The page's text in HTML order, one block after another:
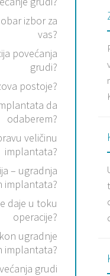
izbor za
vas?
povećanja
grudi?
postoje?
da
odaberem?
veličinu
implantata?
– ugradnja
implantata?
daje u toku
operacije?
ugradnje
implantata?
grudi